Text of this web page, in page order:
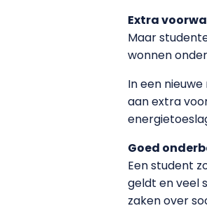
Extra
Maar
wonnen
In een
aan extra
Goed
Een student
geldt en veel
zaken over